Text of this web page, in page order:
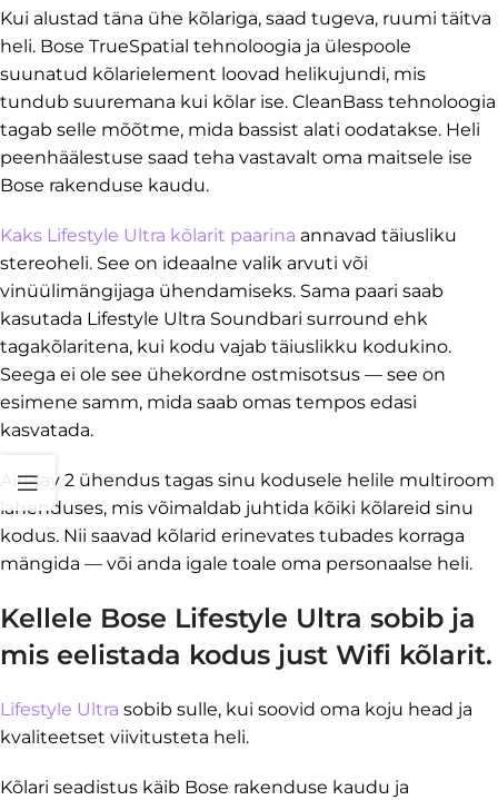
Kui alustad täna ühe kõlariga, saad tugeva, ruumi täitva
heli. Bose TrueSpatial tehnoloogia ja ülespoole
suunatud kõlarielement loovad helikujundi, mis
tundub suuremana kui kõlar ise. CleanBass tehnoloogia
tagab selle mõõtme, mida bassist alati oodatakse. Heli
peenhäälestuse saad teha vastavalt oma maitsele ise
Bose rakenduse kaudu.
Kaks Lifestyle Ultra kõlarit paarina annavad täiusliku
stereoheli. See on ideaalne valik arvuti või
vinüülimängijaga ühendamiseks. Sama paari saab
kasutada Lifestyle Ultra Soundbari surround ehk
tagakõlaritena, kui kodu vajab täiuslikku kodukino.
Seega ei ole see ühekordne ostmisotsus — see on
esimene samm, mida saab omas tempos edasi
kasvatada.
AirPlay 2 ühendus tagas sinu kodusele helile multiroom
lahenduses, mis võimaldab juhtida kõiki kõlareid sinu
kodus. Nii saavad kõlarid erinevates tubades korraga
mängida — või anda igale toale oma personaalse heli.
Kellele Bose Lifestyle Ultra sobib ja
mis eelistada kodus just Wifi kõlarit.
Lifestyle Ultra sobib sulle, kui soovid oma koju head ja
kvaliteetset viivitusteta heli.
Kõlari seadistus käib Bose rakenduse kaudu ja